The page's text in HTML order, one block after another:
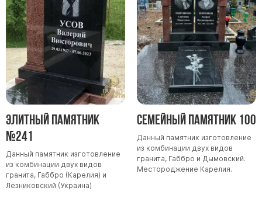
Элитный памятник
№241
Данный памятник изготовление
из комбинации двух видов
гранита, Габбро (Карелия) и
Лезниковский (Украина)
Семейный памятник 100
Данный памятник изготовление
из комбинации двух видов
гранита, Габбро и Дымовский.
Местороджение Карелия.